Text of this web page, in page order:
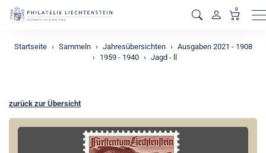
0
Startseite Sammeln Jahresübersichten
Ausgaben 2021 - 1908
1959 - 1940
Jagd - ll
zurück zur Übersicht